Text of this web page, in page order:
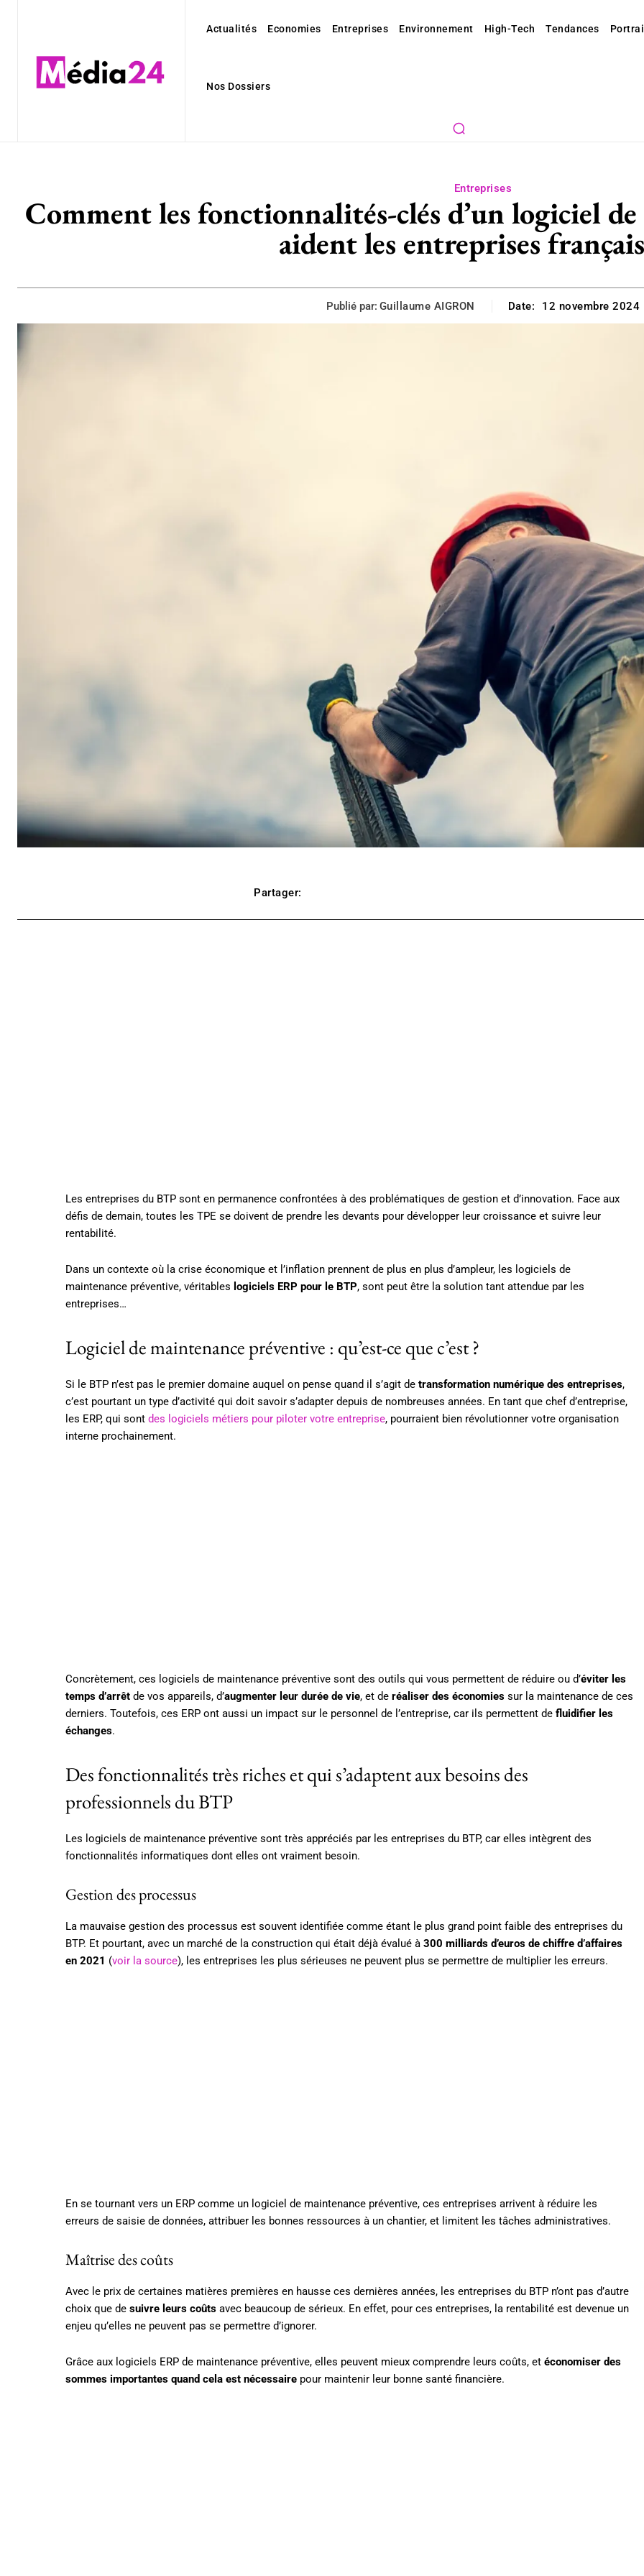
Actualités Economies Entreprises Environnement High-Tech Tendances
Nos Dossiers
Entreprises
Comment les fonctionnalités-clés d’un logiciel
aident les entreprises
Publié par: Guillaume AIGRON Date: 12 novembre 2024
Partager:
Les entreprises du BTP sont en permanence confrontées à des problématiques de gestion et d’innovation. Face aux
défis de demain, toutes les TPE se doivent de prendre les devants pour développer leur croissance et suivre leur
rentabilité.
Dans un contexte où la crise économique et l’inflation prennent de plus en plus d’ampleur, les logiciels de
maintenance préventive, véritables logiciels ERP pour le BTP, sont peut être la solution tant attendue par les
entreprises…
Logiciel de maintenance préventive : qu’est-ce que c’est ?
Si le BTP n’est pas le premier domaine auquel on pense quand il s’agit de transformation numérique des entreprises,
c’est pourtant un type d’activité qui doit savoir s’adapter depuis de nombreuses années. En tant que chef d’entreprise,
les ERP, qui sont des logiciels métiers pour piloter votre entreprise, pourraient bien révolutionner votre organisation
interne prochainement.
Concrètement, ces logiciels de maintenance préventive sont des outils qui vous permettent de réduire ou d’éviter les
temps d’arrêt de vos appareils, d’augmenter leur durée de vie, et de réaliser des économies sur la maintenance de ces
derniers. Toutefois, ces ERP ont aussi un impact sur le personnel de l’entreprise, car ils permettent de fluidifier les
échanges.
Des fonctionnalités très riches et qui s’adaptent aux besoins des
professionnels du BTP
Les logiciels de maintenance préventive sont très appréciés par les entreprises du BTP, car elles intègrent des
fonctionnalités informatiques dont elles ont vraiment besoin.
Gestion des processus
La mauvaise gestion des processus est souvent identifiée comme étant le plus grand point faible des entreprises du
BTP. Et pourtant, avec un marché de la construction qui était déjà évalué à 300 milliards d’euros de chiffre d’affaires
en 2021 (voir la source), les entreprises les plus sérieuses ne peuvent plus se permettre de multiplier les erreurs.
En se tournant vers un ERP comme un logiciel de maintenance préventive, ces entreprises arrivent à réduire les
erreurs de saisie de données, attribuer les bonnes ressources à un chantier, et limitent les tâches administratives.
Maîtrise des coûts
Avec le prix de certaines matières premières en hausse ces dernières années, les entreprises du BTP n’ont pas d’autre
choix que de suivre leurs coûts avec beaucoup de sérieux. En effet, pour ces entreprises, la rentabilité est devenue un
enjeu qu’elles ne peuvent pas se permettre d’ignorer.
Grâce aux logiciels ERP de maintenance préventive, elles peuvent mieux comprendre leurs coûts, et économiser des
sommes importantes quand cela est nécessaire pour maintenir leur bonne santé financière.